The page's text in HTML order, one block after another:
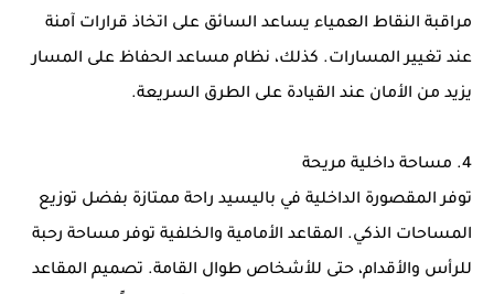
مراقبة النقاط العمياء يساعد السائق على اتخاذ قرارات آمنة
عند تغيير المسارات. كذلك، نظام مساعد الحفاظ على المسار
يزيد من الأمان عند القيادة على الطرق السريعة.
4. مساحة داخلية مريحة
توفر المقصورة الداخلية في باليسيد راحة ممتازة بفضل توزيع
المساحات الذكي. المقاعد الأمامية والخلفية توفر مساحة رحبة
للرأس والأقدام، حتى للأشخاص طوال القامة. تصميم المقاعد